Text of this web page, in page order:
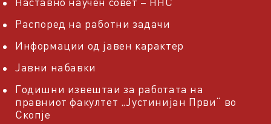
Распоред на работни задачи
Информации од јавен карактер
Јавни набавки
Годишни извештаи за работата на
правниот факултет „Јустинијан Први“ во
Скопје